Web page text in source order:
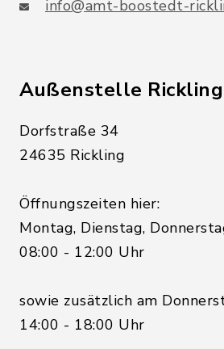
info@amt-boostedt-
Außenstelle Rickling
Dorfstraße 34
24635 Rickling
Öffnungszeiten hier:
Montag, Dienstag,
08:00 - 12:00 Uhr
sowie zusätzlich am
14:00 - 18:00 Uhr